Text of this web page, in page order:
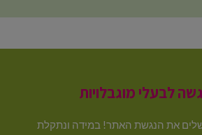
לבעלי מוגבלויות
את הנגשת האתר! במידה ונתקלת